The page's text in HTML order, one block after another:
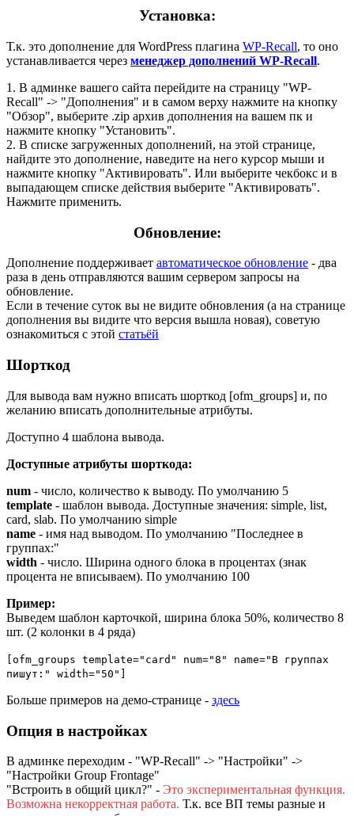
Установка:
Т.к. это дополнение для WordPress плагина WP-Recall, то оно
устанавливается через менеджер дополнений WP-Recall.
1. В админке вашего сайта перейдите на страницу "WP-
Recall" -> "Дополнения" и в самом верху нажмите на кнопку
"Обзор", выберите .zip архив дополнения на вашем пк и
нажмите кнопку "Установить".
2. В списке загруженных дополнений, на этой странице,
найдите это дополнение, наведите на него курсор мыши и
нажмите кнопку "Активировать". Или выберите чекбокс и в
выпадающем списке действия выберите "Активировать".
Нажмите применить.
Обновление:
Дополнение поддерживает автоматическое обновление - два
раза в день отправляются вашим сервером запросы на
обновление.
Если в течение суток вы не видите обновления (а на странице
дополнения вы видите что версия вышла новая), советую
ознакомиться с этой статьёй
Шорткод
Для вывода вам нужно вписать шорткод [ofm_groups] и, по
желанию вписать дополнительные атрибуты.
Доступно 4 шаблона вывода.
Доступные атрибуты шорткода:
num - число, количество к выводу. По умолчанию 5
template - шаблон вывода. Доступные значения: simple, list,
card, slab. По умолчанию simple
name - имя над выводом. По умолчанию "Последнее в
группах:"
width - число. Ширина одного блока в процентах (знак
процента не вписываем). По умолчанию 100
Пример:
Выведем шаблон карточкой, ширина блока 50%, количество 8
шт. (2 колонки в 4 ряда)
[ofm_groups template="card" num="8" name="В группах
пишут:" width="50"]
Больше примеров на демо-странице - здесь
Опция в настройках
В админке переходим - "WP-Recall" -> "Настройки" ->
"Настройки Group Frontage"
"Встроить в общий цикл?" - Это экспериментальная функция.
Возможна некорректная работа. Т.к. все ВП темы разные и